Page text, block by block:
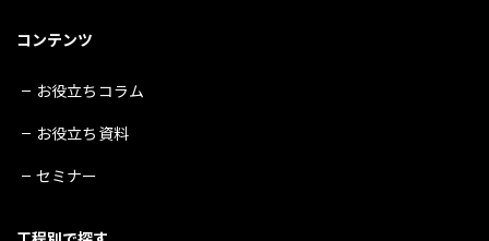
コンテンツ
お役立ちコラム
お役立ち資料
セミナー